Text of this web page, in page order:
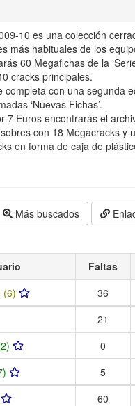
10 es una colección
más habituales de los
60 Megafichas de la
cracks principales.
completa con una segunda
‘Nuevas Fichas’.
7 Euros encontrarás el
con 18 Megacracks y
en forma de caja de
Más buscados
Faltas
(6) 36
21
0
5
60